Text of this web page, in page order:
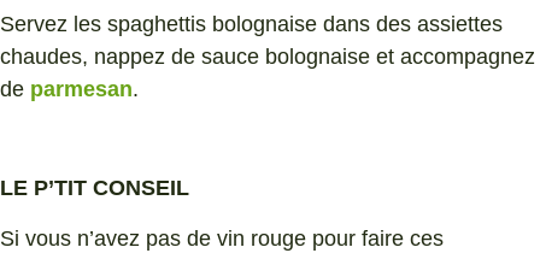
Servez les spaghettis bolognaise dans des assiettes
chaudes, nappez de sauce bolognaise et accompagnez
de parmesan.
LE P’TIT CONSEIL
Si vous n’avez pas de vin rouge pour faire ces